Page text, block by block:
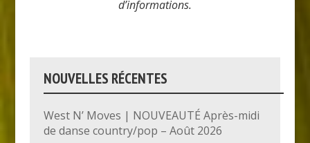
d’informations.
NOUVELLES RÉCENTES
West N’ Moves | NOUVEAUTÉ Après-midi
de danse country/pop – Août 2026